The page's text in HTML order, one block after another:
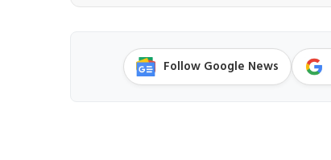
Follow Google News